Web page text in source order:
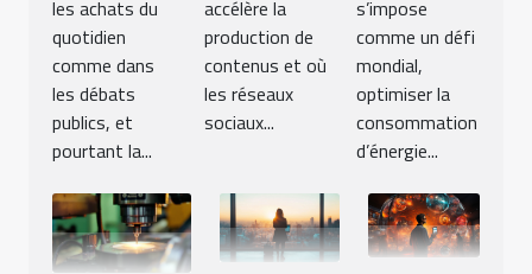
les achats du
quotidien
comme dans
les débats
publics, et
pourtant la...
accélère la
production de
contenus et où
les réseaux
sociaux...
s’impose
comme un défi
mondial,
optimiser la
consommation
d’énergie...